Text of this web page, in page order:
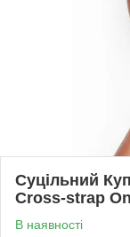
Суцільний
Cross-strap
В наявності